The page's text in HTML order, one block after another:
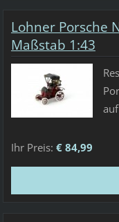
Lohner Porsche
Maßstab 1:43
Ihr Preis: € 84,99